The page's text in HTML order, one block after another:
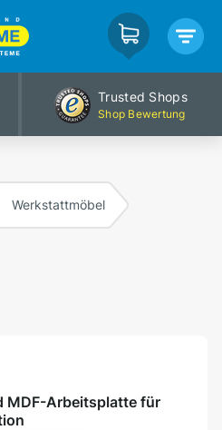
Trusted Shops
Shop Bewertung
Werkstattmöbel
MDF-Arbeitsplatte für